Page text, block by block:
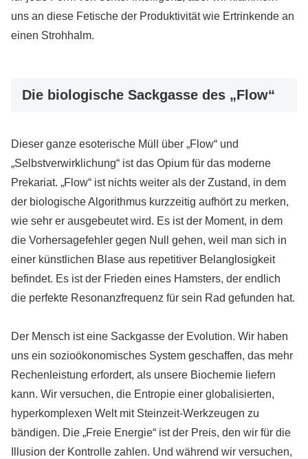
uns an diese Fetische der Produktivität wie Ertrinkende an
einen Strohhalm.
Die biologische Sackgasse des „Flow“
Dieser ganze esoterische Müll über „Flow“ und
„Selbstverwirklichung“ ist das Opium für das moderne
Prekariat. „Flow“ ist nichts weiter als der Zustand, in dem
der biologische Algorithmus kurzzeitig aufhört zu merken,
wie sehr er ausgebeutet wird. Es ist der Moment, in dem
die Vorhersagefehler gegen Null gehen, weil man sich in
einer künstlichen Blase aus repetitiver Belanglosigkeit
befindet. Es ist der Frieden eines Hamsters, der endlich
die perfekte Resonanzfrequenz für sein Rad gefunden hat.
Der Mensch ist eine Sackgasse der Evolution. Wir haben
uns ein sozioökonomisches System geschaffen, das mehr
Rechenleistung erfordert, als unsere Biochemie liefern
kann. Wir versuchen, die Entropie einer globalisierten,
hyperkomplexen Welt mit Steinzeit-Werkzeugen zu
bändigen. Die „Freie Energie“ ist der Preis, den wir für die
Illusion der Kontrolle zahlen. Und während wir versuchen,